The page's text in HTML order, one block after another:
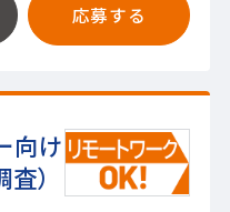
応募する
向け
）